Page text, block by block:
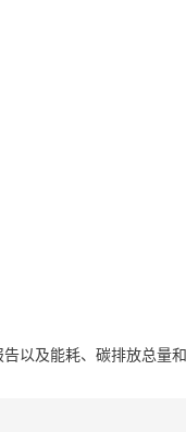
控目标评价考核等相关工作的通知